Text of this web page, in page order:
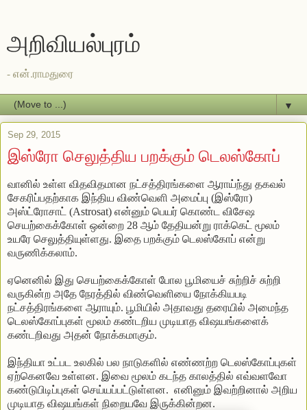
அறிவியல்புரம்
- என்.ராமதுரை
▼
Sep 29, 2015
இஸ்ரோ செலுத்திய பறக்கும் டெலஸ்கோப்
வானில் உள்ள விதவிதமான நட்சத்திரங்களை ஆராய்ந்து தகவல்
சேகரிப்பதற்காக இந்திய விண்வெளி அமைப்பு (இஸ்ரோ)
அஸ்ட்ரோசாட் (Astrosat) என்னும் பெயர் கொண்ட
விசேஷ
செயற்கைக்கோள் ஒன்றை 28 ஆம் தேதியன்று ராக்கெட் மூலம்
உயரே செலுத்தியுள்ளது. இதை பறக்கும் டெலஸ்கோப் என்று
வருணிக்கலாம்.
ஏனெனில் இது செயற்கைக்கோள் போல பூமியைச் சுற்றிச் சுற்றி
வருகின்ற அதே நேரத்தில் விண்வெளியை நோக்கியபடி
நட்சத்திரங்களை ஆராயும். பூமியில் அதாவது தரையில் அமைந்த
டெலஸ்கோப்புகள் மூலம் கண்டறிய முடியாத விஷயங்களைக்
கண்டறிவது அதன் நோக்கமாகும்.
இந்தியா உட்பட உலகில் பல நாடுகளில் எண்ணற்ற டெலஸ்கோப்புகள்
ஏற்கெனவே உள்ளன. இவை மூலம் கடந்த காலத்தில் எவ்வளவோ
கண்டுபிடிப்புகள் செய்யப்பட்டுள்ளன. எனினும் இவற்றினால் அறிய
முடியாத விஷயங்கள் நிறையவே இருக்கின்றன.